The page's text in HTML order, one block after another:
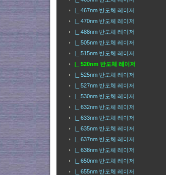
|_ 467nm 반도체 레이저
|_ 470nm 반도체 레이저
|_ 488nm 반도체 레이저
|_ 505nm 반도체 레이저
|_ 515nm 반도체 레이저
|_ 520nm 반도체 레이저
|_ 525nm 반도체 레이저
|_ 527nm 반도체 레이저
|_ 530nm 반도체 레이저
|_ 632nm 반도체 레이저
|_ 633nm 반도체 레이저
|_ 635nm 반도체 레이저
|_ 637nm 반도체 레이저
|_ 638nm 반도체 레이저
|_ 650nm 반도체 레이저
|_ 655nm 반도체 레이저